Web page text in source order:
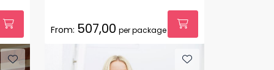
From: 507,00 per package